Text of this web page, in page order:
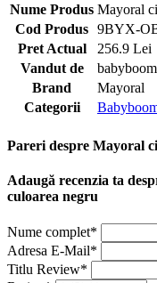
Nume Produs Mayoral
Cod Produs 9BYX-
Pret Actual
256.9 Lei
Vandut de
Brand
Mayoral
Categorii
Pareri despre Mayoral
Adaugă recenzia ta
culoarea negru
Nume complet*
Adresa E-Mail*
Titlu Review*